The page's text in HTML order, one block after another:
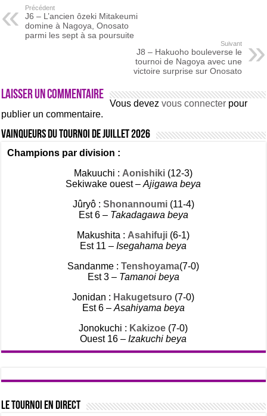
Précédent
J6 – L’ancien ôzeki Mitakeumi
domine à Nagoya, Onosato
parmi les sept à sa poursuite
Suivant
J8 – Hakuoho bouleverse le
tournoi de Nagoya avec une
victoire surprise sur Onosato
Laisser un commentaire
Vous devezvous connecter pour
publier un commentaire.
Vainqueurs du tournoi de Juillet 2026
Champions par division :
Makuuchi :Aonishiki (12-3)
Sekiwake ouest –Ajigawa beya
Jûryô : Shonannoumi (11-4)
Est 6 – Takadagawa beya
Makushita :Asahifuji (6-1)
Est 11 –Isegahama beya
Sandanme :Tenshoyama(7-0)
Est 3 – Tamanoi beya
Jonidan : Hakugetsuro (7-0)
Est 6 –Asahiyama beya
Jonokuchi : Kakizoe (7-0)
Ouest 16 –Izakuchi beya
Le tournoi en direct